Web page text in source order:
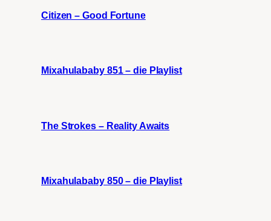
Citizen – Good Fortune
Mixahulababy 851 – die Playlist
The Strokes – Reality Awaits
Mixahulababy 850 – die Playlist